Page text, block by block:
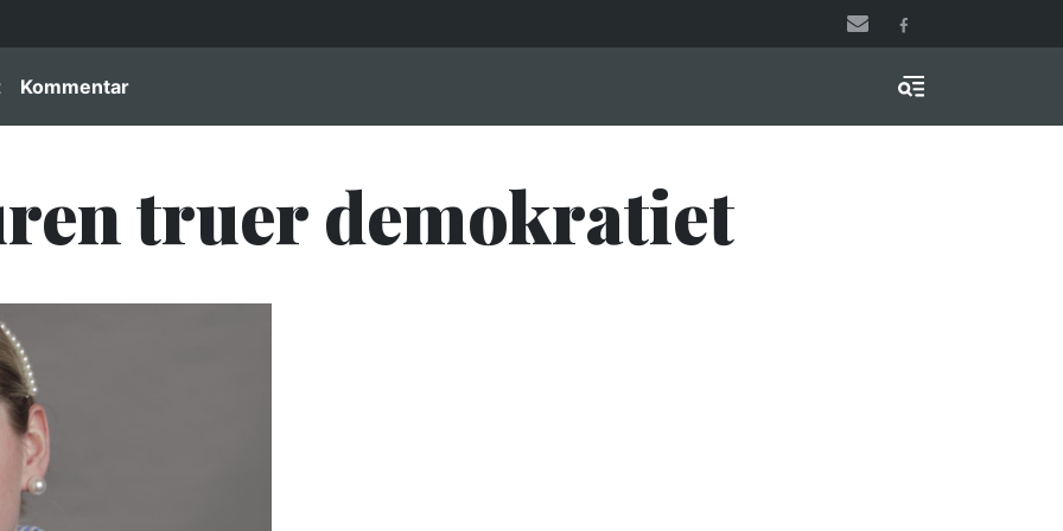
Kommentar
Menu & Search
truer demokratiet